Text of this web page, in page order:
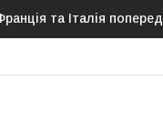
та Італія попередили